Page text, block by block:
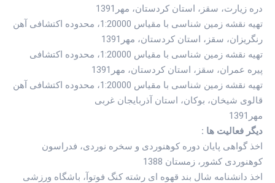
دره زیارت، سقز، استان کردستان، مهر1391
تهیه نقشه زمین شناسی با مقیاس 1:20000، محدوده اکتشافی آهن
رنگریزان، سقز، استان کردستان، مهر1391
تهیه نقشه زمین شناسی با مقیاس 1:20000، محدوده اکتشافی
پیره عمران، سقز، استان کردستان، مهر1391
تهیه نقشه زمین شناسی با مقیاس 1:20000، محدوده اکتشافی آهن
قالوی شیخان، بوکان، استان آذربایجان غربی
مهر1391
دیگر فعالیت ها :
اخذ گواهی پایان دوره کوهنوردی و سخره نوردی، فدراسون
کوهنوردی کشور، زمستان 1388
اخذ دانشنامه شال بند قهوه ای رشته کنگ فوتوآ، باشگاه ورزشی